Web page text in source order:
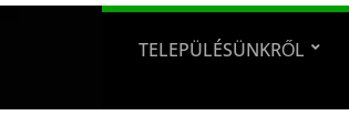
TELEPÜLÉSÜNKRŐL